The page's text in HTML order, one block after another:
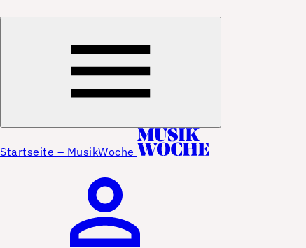
Startseite – MusikWoche